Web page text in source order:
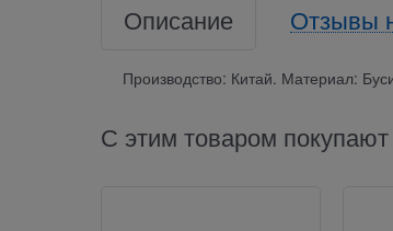
Описание Отзывы
Производство: Китай. Материал:
С этим товаром покупают